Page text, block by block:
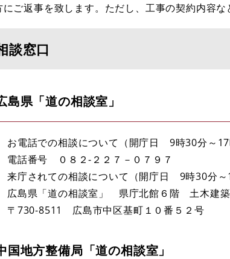
にご返事を致します。ただし、工事の契約内容な
談窓口
島県「道の相談室」
お電話での相談について（開庁日 9時30分～17
電話番号 ０８２-２２７－０７９７
来庁されての相談について（開庁日 9時30分～
広島県「道の相談室」 県庁北館６階 土木建
〒730-8511 広島市中区基町１０番５２号
国地方整備局「道の相談室」